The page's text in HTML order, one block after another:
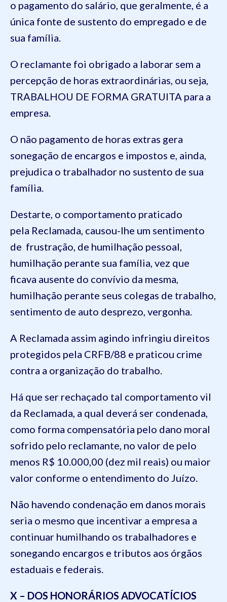
o pagamento do salário, que geralmente, é a
única fonte de sustento do empregado e de
sua família.
O reclamante foi obrigado a laborar sem a
percepção de horas extraordinárias, ou seja,
TRABALHOU DE FORMA GRATUITA para a
empresa.
O não pagamento de horas extras gera
sonegação de encargos e impostos e, ainda,
prejudica o trabalhador no sustento de sua
família.
Destarte, o comportamento praticado
pela Reclamada, causou-lhe um sentimento
de frustração, de humilhação pessoal,
humilhação perante sua família, vez que
ficava ausente do convívio da mesma,
humilhação perante seus colegas de trabalho,
sentimento de auto desprezo, vergonha.
A Reclamada assim agindo infringiu direitos
protegidos pela CRFB/88 e praticou crime
contra a organização do trabalho.
Há que ser rechaçado tal comportamento vil
da Reclamada, a qual deverá ser condenada,
como forma compensatória pelo dano moral
sofrido pelo reclamante, no valor de pelo
menos R$ 10.000,00 (dez mil reais) ou maior
valor conforme o entendimento do Juízo.
Não havendo condenação em danos morais
seria o mesmo que incentivar a empresa a
continuar humilhando os trabalhadores e
sonegando encargos e tributos aos órgãos
estaduais e federais.
X – DOS HONORÁRIOS ADVOCATÍCIOS